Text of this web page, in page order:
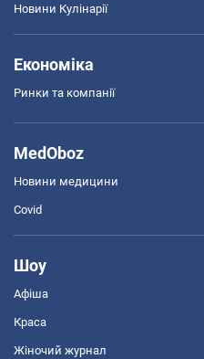
Новини Кулінарії
Економіка
Ринки та компанії
MedOboz
Новини медицини
Covid
Шоу
Афіша
Краса
Жіночий журнал